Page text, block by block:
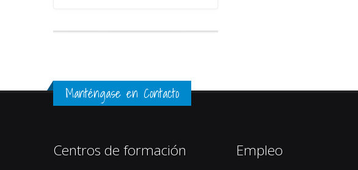
Manténgase en Contacto
Centros de formación Empleo